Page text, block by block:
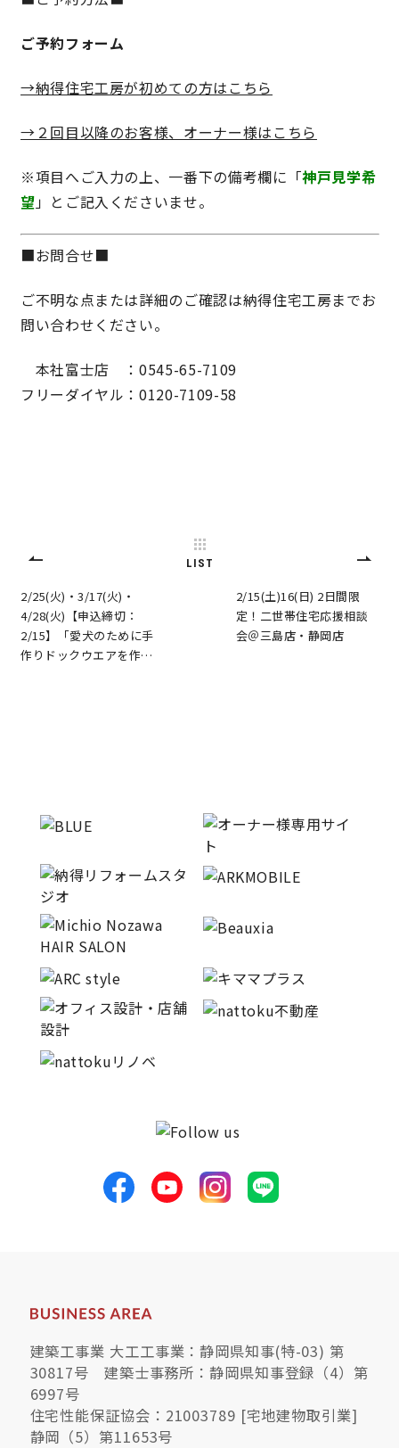
ご予約フォーム
→納得住宅工房が初めての方はこちら
→２回目以降のお客様、オーナー様はこちら
※項目へご入力の上、一番下の備考欄に「神戸見学希
望 」とご記入くださいませ。
■お問合せ■
ご不明な点または詳細のご確認は納得住宅工房までお
問い合わせください。
本社富士店 ：0545-65-7109
フリーダイヤル：0120-7109-58
2/25(火)・3/17(火)・
4/28(火)【申込締切：
2/15】「愛犬のために手
作りドックウエアを作…
LIST
2/15(土)16(日) 2日間限
定！二世帯住宅応援相談
会＠三島店・静岡店
建築工事業 大工工事業：静岡県知事(特-03) 第
30817号 建築士事務所：静岡県知事登録（4）第
6997号
住宅性能保証協会：21003789 [宅地建物取引業]
静岡（5）第11653号